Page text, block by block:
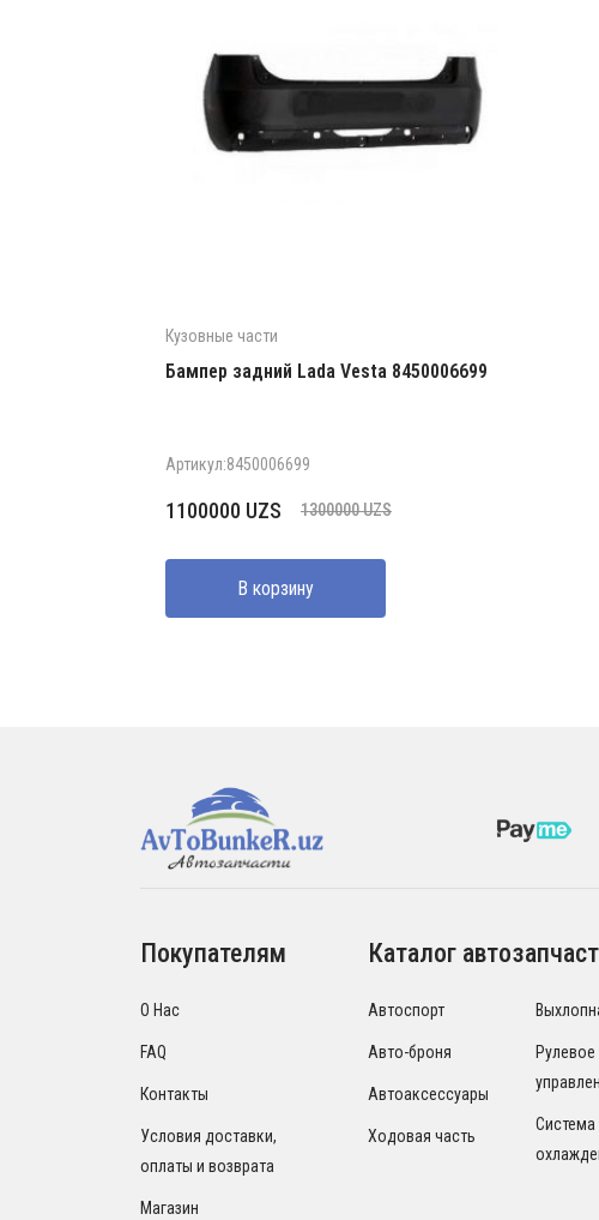
Кузовные части
Бампер задний Lada Vesta 8450006699
Артикул:8450006699
1300000UZS
Первоначальная
составляла
1300000 UZS.
1100000 UZS
Текущая
1100000 UZS.
В корзину
Покупателям
О Нас
FAQ
Контакты
Условия доставки,
оплаты и возврата
Магазин
Каталог
Автоспорт
Авто-броня
Автоаксессуары
Ходовая часть
Рулевое
Система